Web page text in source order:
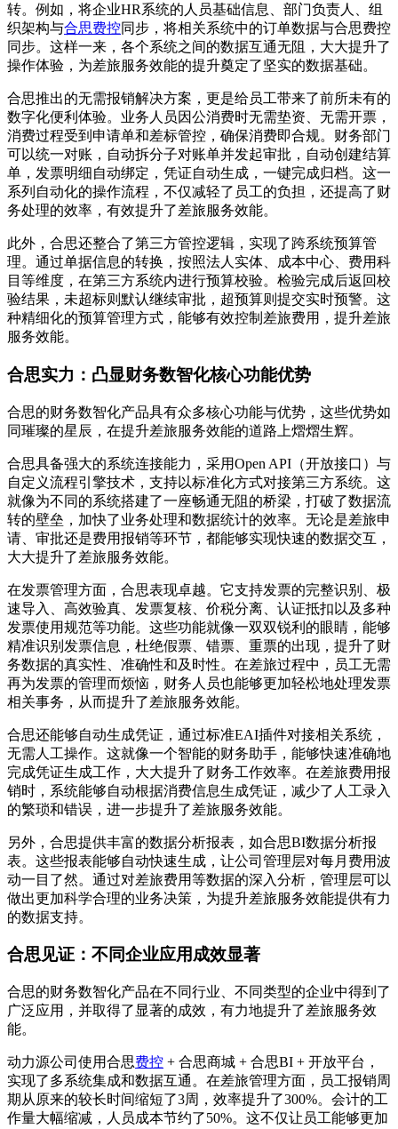
转。例如，将企业HR系统的人员基础信息、部门负责人、组
织架构与合思费控同步，将相关系统中的订单数据与合思费控
同步。这样一来，各个系统之间的数据互通无阻，大大提升了
操作体验，为差旅服务效能的提升奠定了坚实的数据基础。
合思推出的无需报销解决方案，更是给员工带来了前所未有的
数字化便利体验。业务人员因公消费时无需垫资、无需开票，
消费过程受到申请单和差标管控，确保消费即合规。财务部门
可以统一对账，自动拆分子对账单并发起审批，自动创建结算
单，发票明细自动绑定，凭证自动生成，一键完成归档。这一
系列自动化的操作流程，不仅减轻了员工的负担，还提高了财
务处理的效率，有效提升了差旅服务效能。
此外，合思还整合了第三方管控逻辑，实现了跨系统预算管
理。通过单据信息的转换，按照法人实体、成本中心、费用科
目等维度，在第三方系统内进行预算校验。检验完成后返回校
验结果，未超标则默认继续审批，超预算则提交实时预警。这
种精细化的预算管理方式，能够有效控制差旅费用，提升差旅
服务效能。
合思实力：凸显财务数智化核心功能优势
合思的财务数智化产品具有众多核心功能与优势，这些优势如
同璀璨的星辰，在提升差旅服务效能的道路上熠熠生辉。
合思具备强大的系统连接能力，采用Open API（开放接口）与
自定义流程引擎技术，支持以标准化方式对接第三方系统。这
就像为不同的系统搭建了一座畅通无阻的桥梁，打破了数据流
转的壁垒，加快了业务处理和数据统计的效率。无论是差旅申
请、审批还是费用报销等环节，都能够实现快速的数据交互，
大大提升了差旅服务效能。
在发票管理方面，合思表现卓越。它支持发票的完整识别、极
速导入、高效验真、发票复核、价税分离、认证抵扣以及多种
发票使用规范等功能。这些功能就像一双双锐利的眼睛，能够
精准识别发票信息，杜绝假票、错票、重票的出现，提升了财
务数据的真实性、准确性和及时性。在差旅过程中，员工无需
再为发票的管理而烦恼，财务人员也能够更加轻松地处理发票
相关事务，从而提升了差旅服务效能。
合思还能够自动生成凭证，通过标准EAI插件对接相关系统，
无需人工操作。这就像一个智能的财务助手，能够快速准确地
完成凭证生成工作，大大提升了财务工作效率。在差旅费用报
销时，系统能够自动根据消费信息生成凭证，减少了人工录入
的繁琐和错误，进一步提升了差旅服务效能。
另外，合思提供丰富的数据分析报表，如合思BI数据分析报
表。这些报表能够自动快速生成，让公司管理层对每月费用波
动一目了然。通过对差旅费用等数据的深入分析，管理层可以
做出更加科学合理的业务决策，为提升差旅服务效能提供有力
的数据支持。
合思见证：不同企业应用成效显著
合思的财务数智化产品在不同行业、不同类型的企业中得到了
广泛应用，并取得了显著的成效，有力地提升了差旅服务效
能。
动力源公司使用合思费控 + 合思商城 + 合思BI + 开放平台，
实现了多系统集成和数据互通。在差旅管理方面，员工报销周
期从原来的较长时间缩短了3周，效率提升了300%。会计的工
作量大幅缩减，人员成本节约了50%。这不仅让员工能够更加